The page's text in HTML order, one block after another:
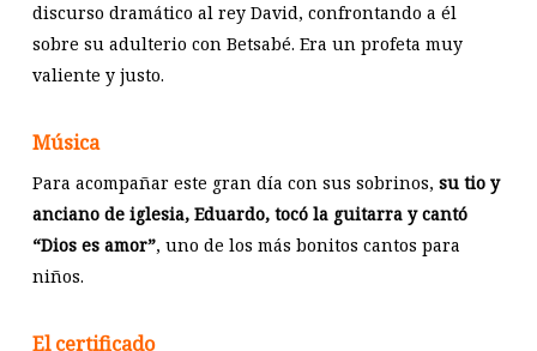
discurso dramático al rey David, confrontando a él
sobre su adulterio con Betsabé. Era un profeta muy
valiente y justo.
Música
Para acompañar este gran día con sus sobrinos, su tio y
anciano de iglesia, Eduardo, tocó la guitarra y cantó
“Dios es amor”, uno de los más bonitos cantos para
niños.
El certificado